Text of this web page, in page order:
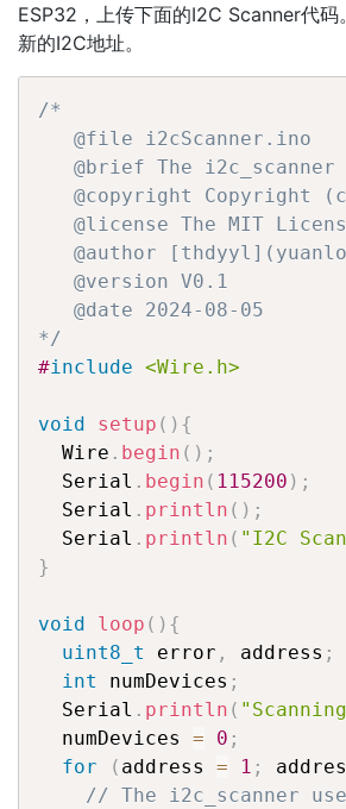
ESP32，上传下面的I2C Scanner代码
新的I2C地址。
/*
   @file i2cScanner.ino
@brief The
@copyright Copyright
@license The MIT
@author
   @version V0.1
   @date 2024-08-05
*/
#include <Wire.h>
void setup ( ) {
  Wire
. begin ( ) ;
  Serial
. begin ( 115200 ) ;
  Serial
. println ( ) ;
  Serial
. println ( "I2C
}
void loop ( ) {
uint8_t
error , address ;
int
numDevices ;
  Serial
. println (
  numDevices
= 0 ;
for
( address = 1 ;
// The i2c_scanner